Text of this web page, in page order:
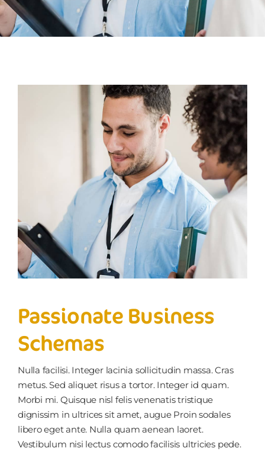
Passionate Business
Schemas
Nulla facilisi. Integer lacinia sollicitudin massa. Cras
metus. Sed aliquet risus a tortor. Integer id quam.
Morbi mi. Quisque nisl felis venenatis tristique
dignissim in ultrices sit amet, augue Proin sodales
libero eget ante. Nulla quam aenean laoret.
Vestibulum nisi lectus comodo facilisis ultricies pede.